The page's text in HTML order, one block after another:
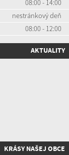
08:00 - 14:00
nestránkový deň
08:00 - 12:00
AKTUALITY
KRÁSY NAŠEJ OBCE